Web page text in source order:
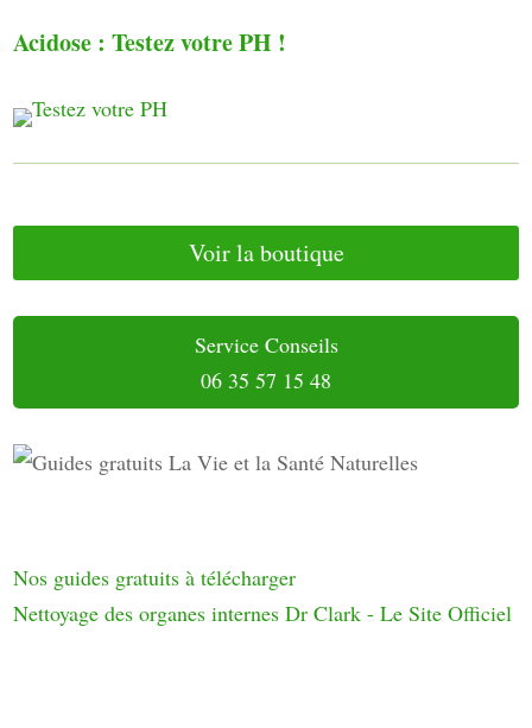
Acidose : Testez votre PH !
Voir la boutique
Service Conseils
06 35 57 15 48
Nos guides gratuits à télécharger
Nettoyage des organes internes Dr Clark - Le Site Officiel